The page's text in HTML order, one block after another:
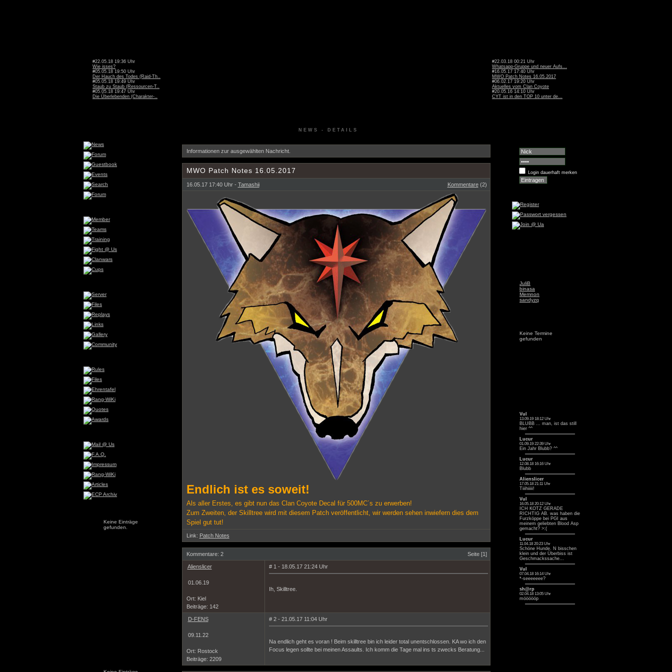
#22.05.18 19:36 Uhr
Wie isses?
#05.05.18 19:50 Uhr
Der Hauch des Todes (Raid-Th..
#05.05.18 19:49 Uhr
Staub zu Staub (Ressourcen-T..
#05.05.18 19:47 Uhr
Die Überlebenden (Charakter-..
#22.03.18 00:21 Uhr
Whatsapp-Gruppe und neuer Aufs...
#16.05.17 17:40 Uhr
MWO Patch Notes 16.05.2017
#06.02.17 19:20 Uhr
Aktuelles vom Clan Coyote
#20.05.16 14:10 Uhr
CYT ist in den TOP 10 unter de...
Keine Einträge
gefunden.
NEWS - DETAILS
Informationen zur ausgewählten Nachricht.
MWO Patch Notes 16.05.2017
16.05.17 17:40 Uhr - Tamashii Kommentare(2)
Endlich ist es soweit!
Als aller Erstes, es gibt nun das Clan Coyote Decal für 500MC´s zu erwerben!
Zum Zweiten, der Skilltree wird mit diesem Patch veröffentlicht, wir werden sehen inwiefern dies dem
Spiel gut tut!
Link: Patch Notes
Kommentare: 2 Seite [1]
Alienslicer
01.06.19
Ort: Kiel
Beiträge: 142
# 1 - 18.05.17 21:24 Uhr
Ih, Skilltree.
D-FENS
09.11.22
Ort: Rostock
Beiträge: 2209
# 2 - 21.05.17 11:04 Uhr
Na endlich geht es voran ! Beim skilltree bin ich leider total unentschlossen. KA wo ich den
Focus legen sollte bei meinen Assaults. Ich komm die Tage mal ins ts zwecks Beratung...
Login dauerhaft merken
JuliB
binasa
Memnon
sandyzq
Keine Termine
gefunden
Vul
13.09.19 18:12 Uhr
BLUBB ... man, ist das still
hier ^^
Lucur
01.09.19 22:39 Uhr
Ein Jahr Blubb? ^^
Lucur
12.08.18 16:16 Uhr
Blubb
Alienslicer
17.05.18 21:11 Uhr
Tiiihiiiii!
Vul
16.05.18 20:12 Uhr
ICH KOTZ GERADE
RICHTIG AB. was haben die
Furzköppe bei PGI aus
meinem geliebten Blood Asp
gemacht? >:(
Lucur
11.04.18 20:23 Uhr
Schöne Hunde. N bisschen
klein und der Überbiss ist
Geschmackssache...
Vul
07.04.18 16:14 Uhr
*-seeeeeee?
sh@rp
02.04.18 13:05 Uhr
möööööp